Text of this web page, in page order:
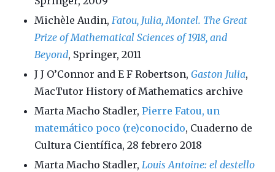
Michèle Audin, Fatou, Julia, Montel. The Great
Prize of Mathematical Sciences of 1918, and
Beyond, Springer, 2011
J J O’Connor and E F Robertson, Gaston Julia,
MacTutor History of Mathematics archive
Marta Macho Stadler, Pierre Fatou, un
matemático poco (re)conocido, Cuaderno de
Cultura Científica, 28 febrero 2018
Marta Macho Stadler, Louis Antoine: el destello